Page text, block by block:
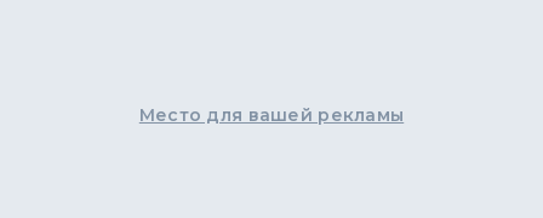
Место для вашей рекламы